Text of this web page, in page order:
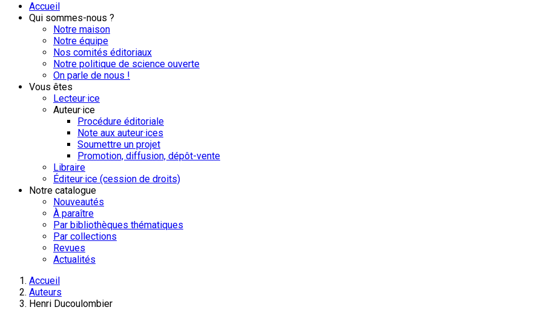
Accueil
Qui sommes-nous ?
Notre maison
Notre équipe
Nos comités éditoriaux
Notre politique de science ouverte
On parle de nous !
Vous êtes
Lecteur·ice
Auteur·ice
Procédure éditoriale
Note aux auteur·ices
Soumettre un projet
Promotion, diffusion, dépôt-vente
Libraire
Éditeur·ice (cession de droits)
Notre catalogue
Nouveautés
À paraître
Par bibliothèques thématiques
Par collections
Revues
Actualités
Accueil
Auteurs
Henri Ducoulombier